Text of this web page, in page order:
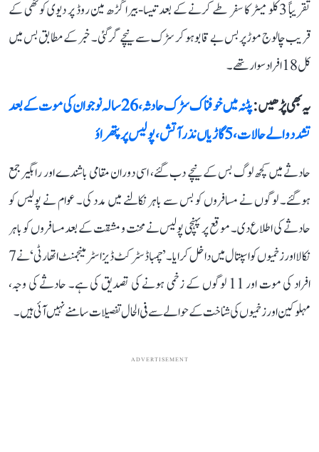
تقریباً 3 کلو میٹر کا سفر طے کرنے کے بعد تیسا-بیرا گڑھ مین روڈ پر دیوی کوٹھی کے
قریب چالوج موڑ پر بس بے قابو ہو کر سڑک سے نیچے گر گئی۔ خبر کے مطابق بس میں
کل 18 افراد سوار تھے۔
یہ بھی پڑھیں :
پٹنہ میں خوفناک سڑک حادثہ، 26 سالہ نوجوان کی موت کے بعد
تشدد والے حالات، 5 گاڑیاں نذر آتش، پولیس پر پتھراؤ
حادثے میں کچھ لوگ بس کے نیچے دب گئے، اسی دوران مقامی باشندے اور راہگیر جمع
ہوگئے۔ لوگوں نے مسافروں کو بس سے باہر نکالنے میں مدد کی۔ عوام نے پولیس کو
حادثے کی اطلاع دی۔ موقع پر پہنچی پولیس نے محنت و مشقت کے بعد مسافروں کو باہر
نکالا اور زخمیوں کو اسپتال میں داخل کرایا۔ ’چمبا ڈسٹرکٹ ڈیزاسٹر مینجمنٹ اتھارٹی‘ نے 7
افراد کی موت اور 11 لوگوں کے زخمی ہونے کی تصدیق کی ہے۔ حادثے کی وجہ،
مہلوکین اور زخمیوں کی شناخت کے حوالے سے فی الحال تفصیلات سامنے نہیں آئی ہیں۔
ADVERTISEMENT